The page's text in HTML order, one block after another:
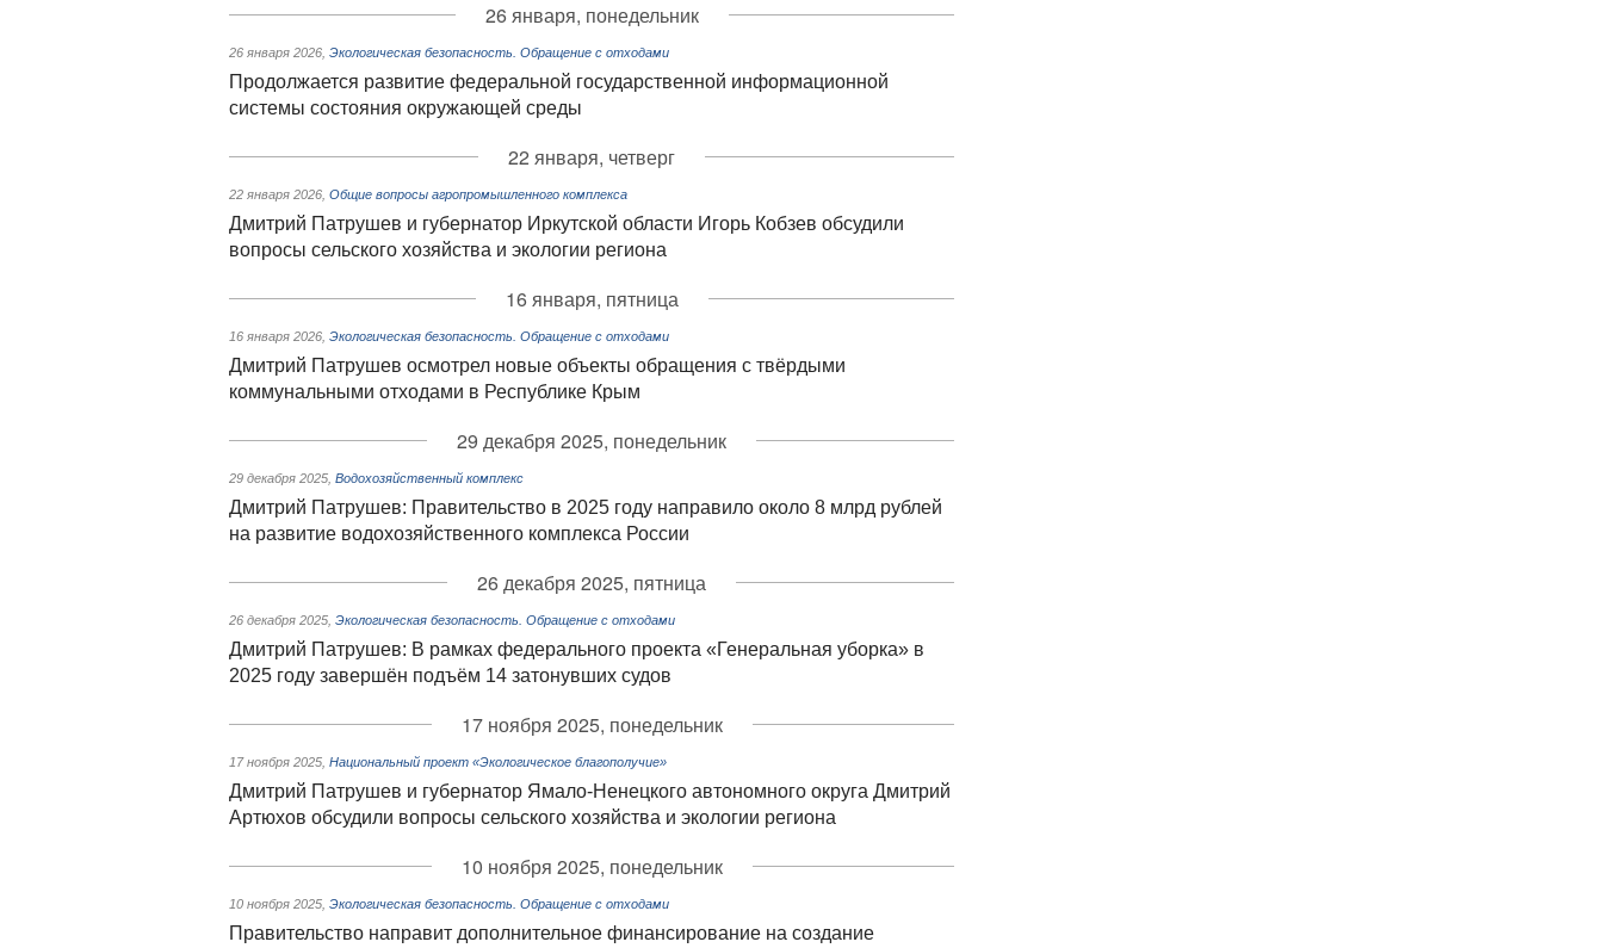
26 января, понедельник
26 января 2026 Экологическая безопасность. Обращение с отходами
Продолжается развитие федеральной государственной информационной
системы состояния окружающей среды
22 января, четверг
22 января 2026 Общие вопросы агропромышленного комплекса
Дмитрий Патрушев и губернатор Иркутской области Игорь Кобзев обсудили
вопросы сельского хозяйства и экологии региона
16 января, пятница
16 января 2026 Экологическая безопасность. Обращение с отходами
Дмитрий Патрушев осмотрел новые объекты обращения с твёрдыми
коммунальными отходами в Республике Крым
29 декабря 2025, понедельник
29 декабря 2025 Водохозяйственный комплекс
Дмитрий Патрушев: Правительство в 2025 году направило около 8 млрд рублей
на развитие водохозяйственного комплекса России
26 декабря 2025, пятница
26 декабря 2025 Экологическая безопасность. Обращение с отходами
Дмитрий Патрушев: В рамках федерального проекта «Генеральная уборка» в
2025 году завершён подъём 14 затонувших судов
17 ноября 2025, понедельник
17 ноября 2025 Национальный проект «Экологическое благополучие»
Дмитрий Патрушев и губернатор Ямало-Ненецкого автономного округа Дмитрий
Артюхов обсудили вопросы сельского хозяйства и экологии региона
10 ноября 2025, понедельник
10 ноября 2025 Экологическая безопасность. Обращение с отходами
Правительство направит дополнительное финансирование на создание